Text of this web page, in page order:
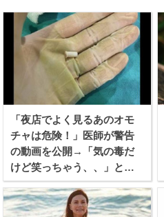
「夜店でよく見るあのオモ
チャは危険！」医師が警告
の動画を公開→「気の毒だ
けど笑っちゃう、、」と話
題に！